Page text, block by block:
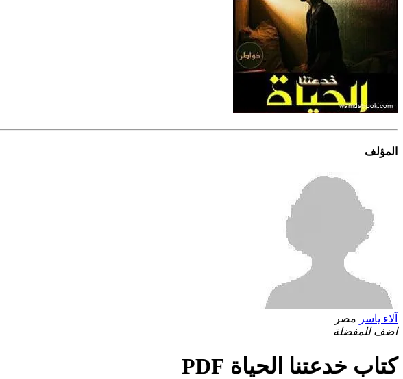
المؤلف
آلاء ياسر مصر
اضف للمفضلة
كتاب خدعتنا الحياة PDF